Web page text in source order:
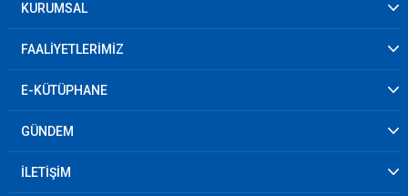
KURUMSAL
FAALİYETLERİMİZ
E-KÜTÜPHANE
GÜNDEM
İLETİŞİM